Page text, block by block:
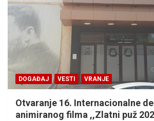
DOGAĐAJ VESTI VRANJE
Otvaranje 16. Internacionalne
animiranog filma ,,Zlatni puž